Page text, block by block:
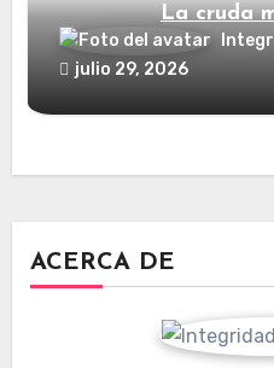
La cruda
julio 29, 2026
ACERCA DE